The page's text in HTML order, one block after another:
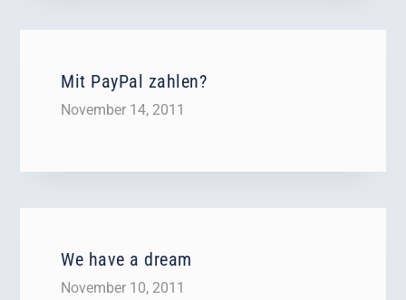
Mit PayPal zahlen?
November 14, 2011
We have a dream
November 10, 2011